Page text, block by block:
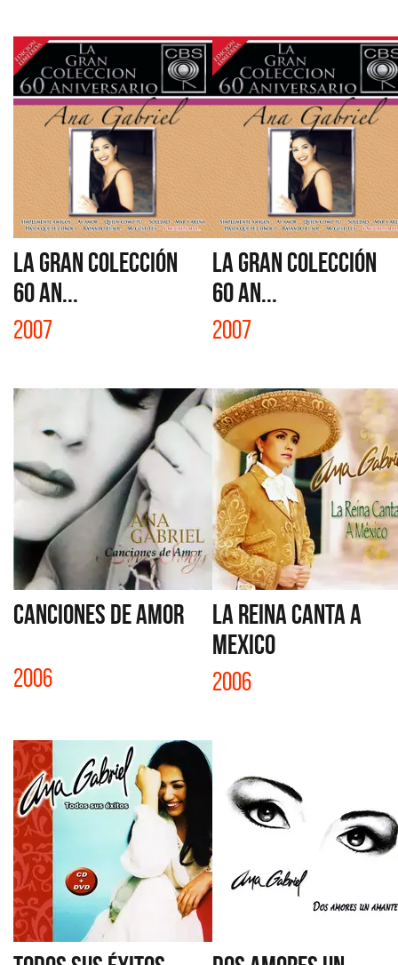
LA GRAN COLECCIÓN
60 AN...
2007
LA GRAN COLECCIÓN
60 AN...
2007
CANCIONES DE AMOR
2006
LA REINA CANTA A
MEXICO
2006